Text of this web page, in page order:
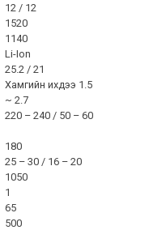
12 / 12
1520
1140
Li-Ion
25.2 / 21
Хамгийн ихдээ 1.5
~ 2.7
220 – 240 / 50 – 60
180
25 – 30 / 16 – 20
1050
1
65
500